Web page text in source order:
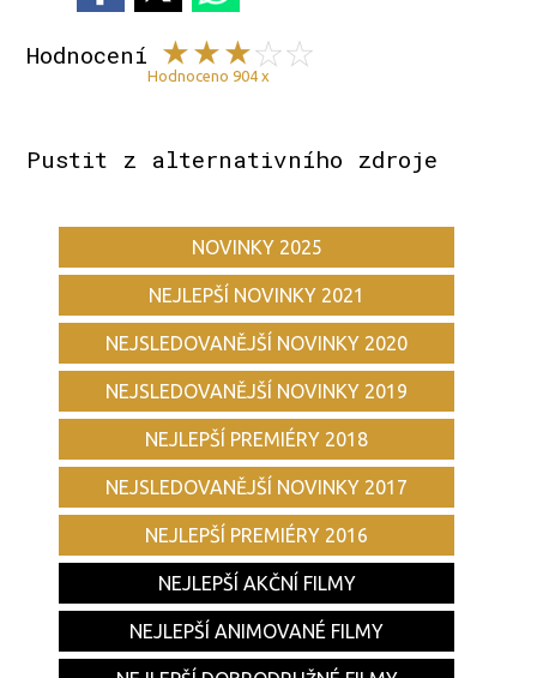
Hodnocení
Hodnoceno 904 x
Pustit z alternativního zdroje
NOVINKY 2025
NEJLEPŠÍ NOVINKY 2021
NEJSLEDOVANĚJŠÍ NOVINKY 2020
NEJSLEDOVANĚJŠÍ NOVINKY 2019
NEJLEPŠÍ PREMIÉRY 2018
NEJSLEDOVANĚJŠÍ NOVINKY 2017
NEJLEPŠÍ PREMIÉRY 2016
NEJLEPŠÍ AKČNÍ FILMY
NEJLEPŠÍ ANIMOVANÉ FILMY